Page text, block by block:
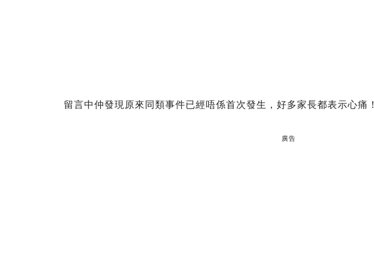
留言中仲發現原來同類事件已經唔係首次發生，好多家長都表示心痛！
廣告